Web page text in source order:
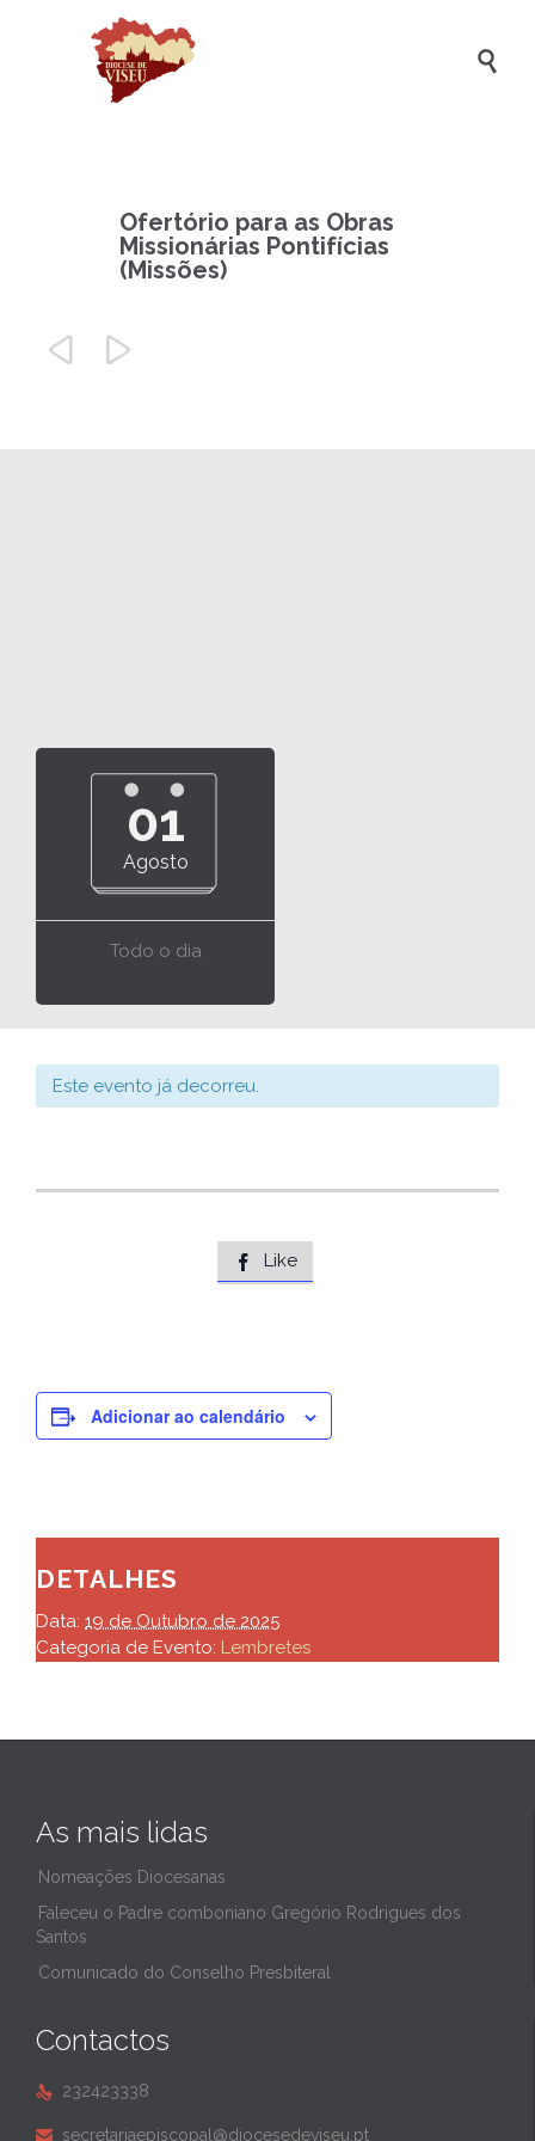

Ofertório para as Obras
Missionárias Pontifícias
(Missões)
 
01
Agosto
Todo o dia
Este evento já decorreu.
 Like
Adicionar ao calendário
DETALHES
Data: 19 de Outubro de 2025
Categoria de Evento: Lembretes
As mais lidas
Nomeações Diocesanas
Faleceu o Padre comboniano Gregório Rodrigues dos
Santos
Comunicado do Conselho Presbiteral
Contactos
 232423338
 secretariaepiscopal@diocesedeviseu.pt